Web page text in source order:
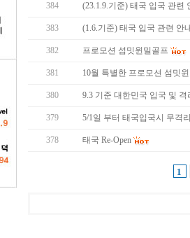
384 (23.1.9.기준) 태국 입국 관련
383 (1.6.기준) 태국 입국 관련 안
382 프로모션 섬밋윈밀골프
381 10월 특별한 프로모션 섬밋
380 9.3 기준 대한민국 입국 및
379 5/1일 부터 태국입국시 무격
378 태국 Re-Open
1